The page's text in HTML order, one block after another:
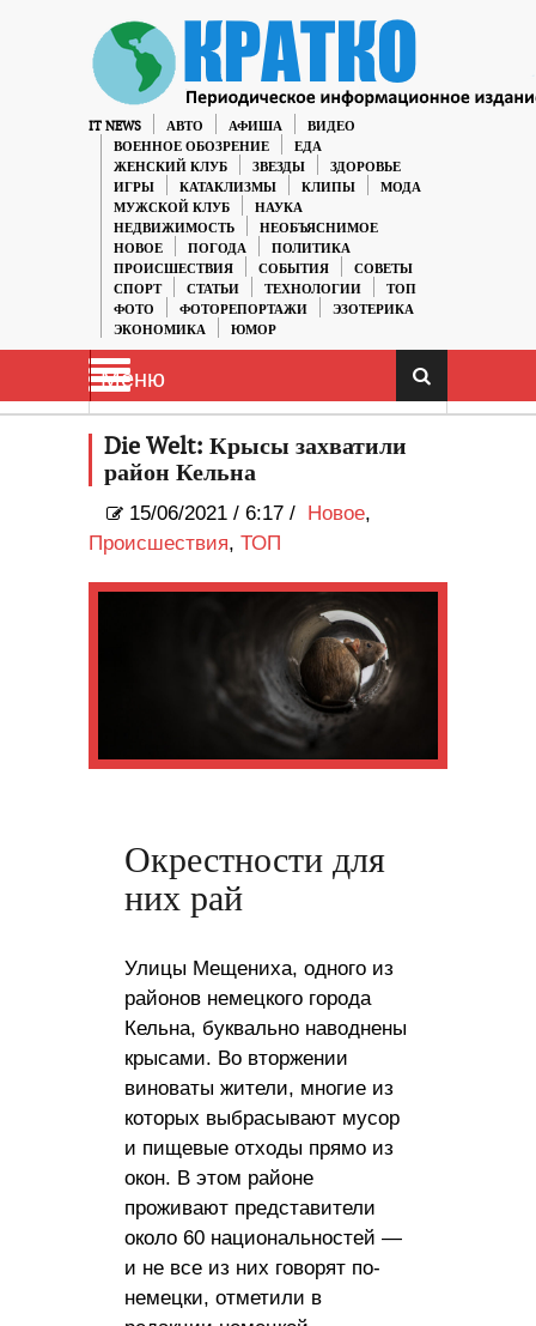
IT NEWS АВТО АФИША
ВИДЕО
ВОЕННОЕ ОБОЗРЕНИЕ
ЕДА
ЖЕНСКИЙ КЛУБ
ЗВЕЗДЫ
ЗДОРОВЬЕ
ИГРЫ
КАТАКЛИЗМЫ КЛИПЫ
МОДА
МУЖСКОЙ КЛУБ
НАУКА
НЕДВИЖИМОСТЬ
НЕОБЪЯСНИМОЕ
НОВОЕ
ПОГОДА
ПОЛИТИКА
ПРОИСШЕСТВИЯ
СОБЫТИЯ
СОВЕТЫ
СПОРТ
СТАТЬИ ТЕХНОЛОГИИ
ТОП
ФОТО
ФОТОРЕПОРТАЖИ
ЭЗОТЕРИКА
ЭКОНОМИКА
ЮМОР
Меню
Die Welt: Крысы захватили
район Кельна
15/06/2021 / 6:17 / Новое,
Происшествия, ТОП
Окрестности для
них рай
Улицы Мещениха, одного из
районов немецкого города
Кельна, буквально наводнены
крысами. Во вторжении
виноваты жители, многие из
которых выбрасывают мусор
и пищевые отходы прямо из
окон. В этом районе
проживают представители
около 60 национальностей —
и не все из них говорят по-
немецки, отметили в